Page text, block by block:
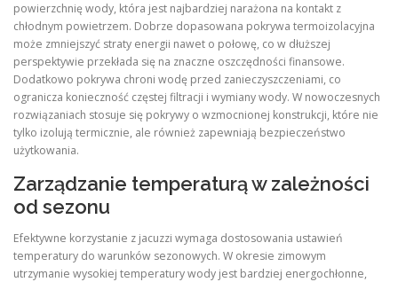
powierzchnię wody, która jest najbardziej narażona na kontakt z
chłodnym powietrzem. Dobrze dopasowana pokrywa termoizolacyjna
może zmniejszyć straty energii nawet o połowę, co w dłuższej
perspektywie przekłada się na znaczne oszczędności finansowe.
Dodatkowo pokrywa chroni wodę przed zanieczyszczeniami, co
ogranicza konieczność częstej filtracji i wymiany wody. W nowoczesnych
rozwiązaniach stosuje się pokrywy o wzmocnionej konstrukcji, które nie
tylko izolują termicznie, ale również zapewniają bezpieczeństwo
użytkowania.
Zarządzanie temperaturą w zależności
od sezonu
Efektywne korzystanie z jacuzzi wymaga dostosowania ustawień
temperatury do warunków sezonowych. W okresie zimowym
utrzymanie wysokiej temperatury wody jest bardziej energochłonne,